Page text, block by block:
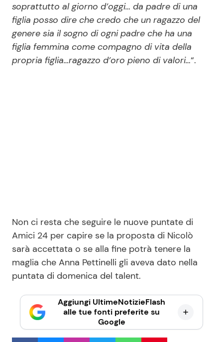
soprattutto al giorno d’oggi… da padre di una
figlia posso dire che credo che un ragazzo del
genere sia il sogno di ogni padre che ha una
figlia femmina come compagno di vita della
propria figlia…ragazzo d’oro pieno di valori…“.
Non ci resta che seguire le nuove puntate di
Amici 24 per capire se la proposta di Nicolò
sarà accettata o se alla fine potrà tenere la
maglia che Anna Pettinelli gli aveva dato nella
puntata di domenica del talent.
Aggiungi UltimeNotizieFlash
alle tue fonti preferite su
Google